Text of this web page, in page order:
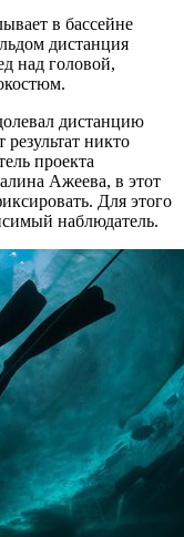
в бассейне
дистанция
над головой,
дистанцию
никто
проекта
Ажеева, в этот
Для этого
наблюдатель.